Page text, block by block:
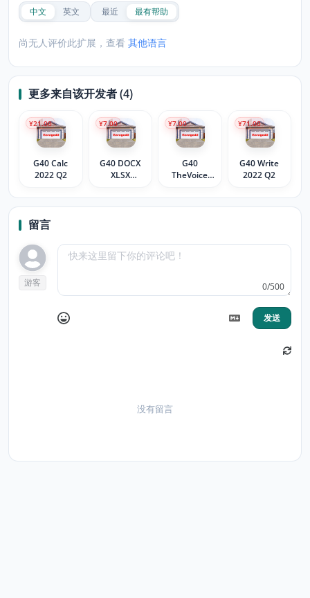
中文 英文 最近 最有帮助
尚无人评价此扩展，查看 其他语言
更多来自该开发者 (4)
G40 Calc
2022 Q2
¥21.00
G40 DOCX
XLSX
2022 Q2
¥7.00
G40
TheVoice
¥7.00
G40 Write
2022 Q2
¥71.00
留言
游客 0/500
发送
没有留言